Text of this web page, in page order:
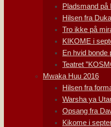
Pladsmand på
Hilsen fra
Tro ikke på
KIKOME i
En hvid bonde
Teatret
Mwaka Huu 2016
Hilsen fra
Warsha ya
Opsang fra
Kikome i